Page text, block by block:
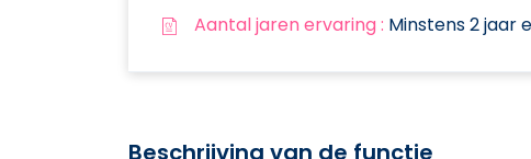
Aantal jaren ervaring : Minstens 2 jaar
Beschrijving van de functie